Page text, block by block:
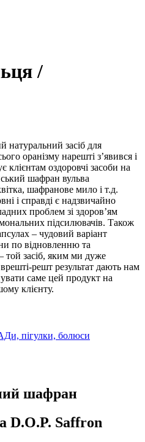
/
засіб для
оранізму нарешті з’явився і
оздоровчі засоби на
шафран вульва
шафранове мило і т.д.
і справді є надзвичайно
проблем зі здоров’ям
підсилювачів. Також
– чудовий варіант
по відновленню та
засіб, яким ми дуже
решт результат дають нам
саме цей продукт на
клієнту.
пігулки, болюси
шафран
D.O.P. Saffron